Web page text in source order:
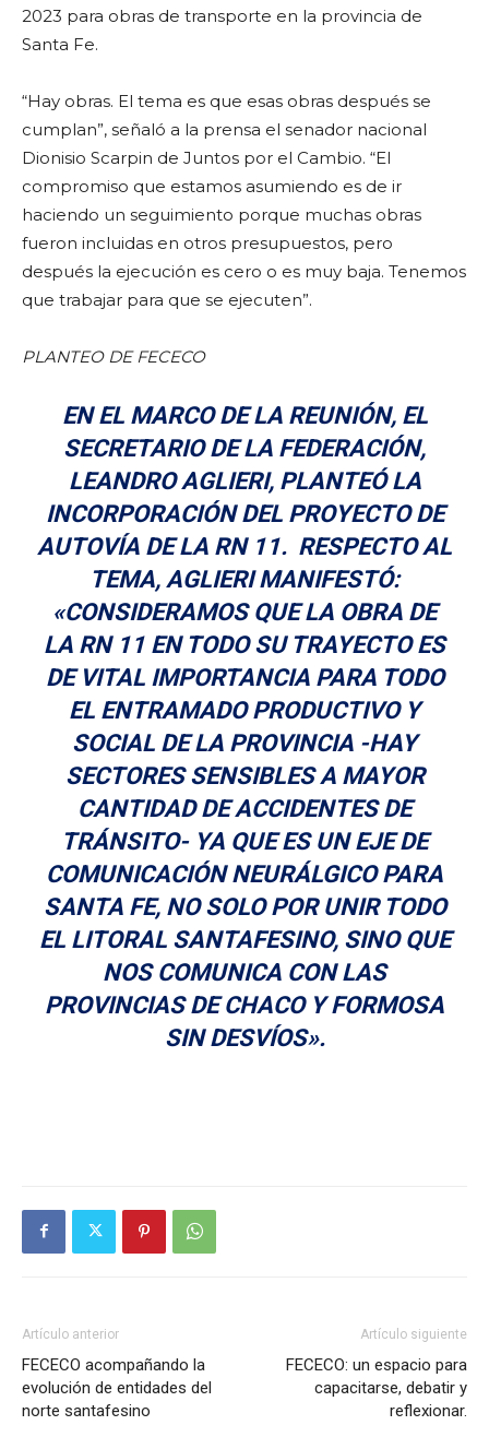
2023 para obras de transporte en la provincia de
Santa Fe.
“Hay obras. El tema es que esas obras después se
cumplan”, señaló a la prensa el senador nacional
Dionisio Scarpin de Juntos por el Cambio. “El
compromiso que estamos asumiendo es de ir
haciendo un seguimiento porque muchas obras
fueron incluidas en otros presupuestos, pero
después la ejecución es cero o es muy baja. Tenemos
que trabajar para que se ejecuten”.
PLANTEO DE FECECO
EN EL MARCO DE LA REUNIÓN, EL
SECRETARIO DE LA FEDERACIÓN,
LEANDRO AGLIERI, PLANTEÓ LA
INCORPORACIÓN DEL PROYECTO DE
AUTOVÍA DE LA RN 11. RESPECTO AL
TEMA, AGLIERI MANIFESTÓ:
«CONSIDERAMOS QUE LA OBRA DE
LA RN 11 EN TODO SU TRAYECTO ES
DE VITAL IMPORTANCIA PARA TODO
EL ENTRAMADO PRODUCTIVO Y
SOCIAL DE LA PROVINCIA -HAY
SECTORES SENSIBLES A MAYOR
CANTIDAD DE ACCIDENTES DE
TRÁNSITO- YA QUE ES UN EJE DE
COMUNICACIÓN NEURÁLGICO PARA
SANTA FE, NO SOLO POR UNIR TODO
EL LITORAL SANTAFESINO, SINO QUE
NOS COMUNICA CON LAS
PROVINCIAS DE CHACO Y FORMOSA
SIN DESVÍOS».
Artículo anterior
FECECO acompañando la
evolución de entidades del
norte santafesino
Artículo siguiente
FECECO: un espacio para
capacitarse, debatir y
reflexionar.